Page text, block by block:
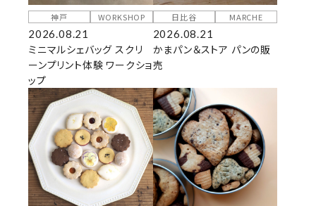
神戸 WORKSHOP
2026.08.21
ミニマルシェバッグ スクリ
ーンプリント体験 ワークショ
ップ
日比谷 MARCHE
2026.08.21
かまパン＆ストア パンの販
売